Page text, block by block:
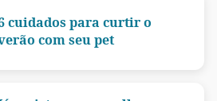
cuidados para curtir o
com seu pet